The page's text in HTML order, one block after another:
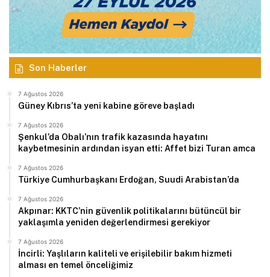
Son Haberler
7 Ağustos 2026
Güney Kıbrıs’ta yeni kabine göreve başladı
7 Ağustos 2026
Şenkul’da Obalı’nın trafik kazasında hayatını
kaybetmesinin ardından isyan etti: Affet bizi Turan amca
7 Ağustos 2026
Türkiye Cumhurbaşkanı Erdoğan, Suudi Arabistan’da
7 Ağustos 2026
Akpınar: KKTC’nin güvenlik politikalarını bütüncül bir
yaklaşımla yeniden değerlendirmesi gerekiyor
7 Ağustos 2026
İncirli: Yaşlıların kaliteli ve erişilebilir bakım hizmeti
alması en temel önceliğimiz